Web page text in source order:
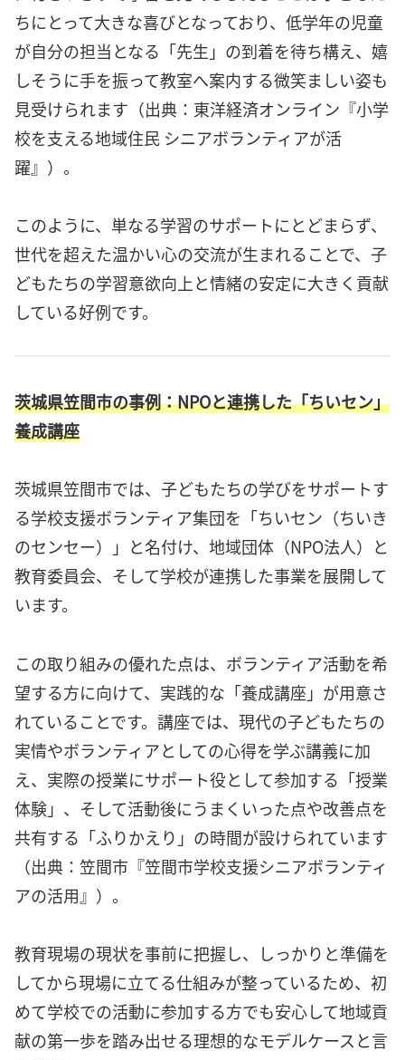
ちにとって大きな喜びとなっており、低学年の児童
が自分の担当となる「先生」の到着を待ち構え、嬉
しそうに手を振って教室へ案内する微笑ましい姿も
見受けられます（出典：東洋経済オンライン『小学
校を支える地域住民 シニアボランティアが活
躍』）。
このように、単なる学習のサポートにとどまらず、
世代を超えた温かい心の交流が生まれることで、子
どもたちの学習意欲向上と情緒の安定に大きく貢献
している好例です。
茨城県笠間市の事例：NPOと連携した「ちいセン」
養成講座
茨城県笠間市では、子どもたちの学びをサポートす
る学校支援ボランティア集団を「ちいセン（ちいき
のセンセー）」と名付け、地域団体（NPO法人）と
教育委員会、そして学校が連携した事業を展開して
います。
この取り組みの優れた点は、ボランティア活動を希
望する方に向けて、実践的な「養成講座」が用意さ
れていることです。講座では、現代の子どもたちの
実情やボランティアとしての心得を学ぶ講義に加
え、実際の授業にサポート役として参加する「授業
体験」、そして活動後にうまくいった点や改善点を
共有する「ふりかえり」の時間が設けられています
（出典：笠間市『笠間市学校支援シニアボランティ
アの活用』）。
教育現場の現状を事前に把握し、しっかりと準備を
してから現場に立てる仕組みが整っているため、初
めて学校での活動に参加する方でも安心して地域貢
献の第一歩を踏み出せる理想的なモデルケースと言